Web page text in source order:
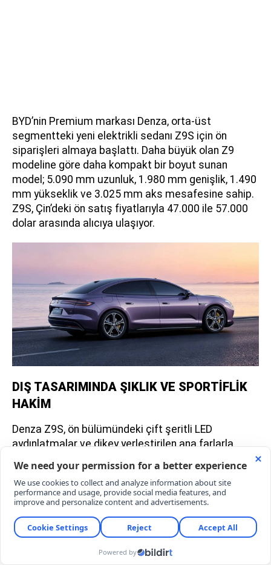
BYD’nin Premium markası Denza, orta-üst
segmentteki yeni elektrikli sedanı Z9S için ön
siparişleri almaya başlattı. Daha büyük olan Z9
modeline göre daha kompakt bir boyut sunan
model; 5.090 mm uzunluk, 1.980 mm genişlik, 1.490
mm yükseklik ve 3.025 mm aks mesafesine sahip.
Z9S, Çin’deki ön satış fiyatlarıyla 47.000 ile 57.000
dolar arasında alıcıya ulaşıyor.
DIŞ TASARIMINDA ŞIKLIK VE SPORTİFLİK
HAKİM
Denza Z9S, ön bülümündeki çift şeritli LED
aydınlatmalar ve dikey yerleştirilen ana farlarla
kolları ve aktif elektrikli spoyler modelin coupe
silüetini tamamlıyor. Tavanında gelişmiş sürüş
sistemleri için LİDAR sensörü olan model; 19 ve 20
inç jant seçeneklerine ek olarak Dawn Purple ve
FJORD Green dahil toplam 7 ayrı dış renk seçeneği